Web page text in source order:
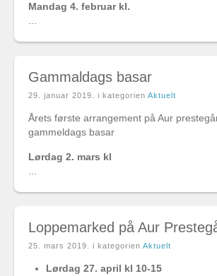
Mandag 4. februar kl.
...
Gammaldags basar
29. januar 2019. i kategorien Aktuelt
Årets første arrangement på Aur
gammeldags basar
Lørdag 2. mars kl
...
Loppemarked på Aur
25. mars 2019. i kategorien Aktuelt
Lørdag 27. april kl 10-15